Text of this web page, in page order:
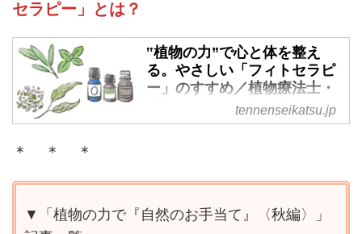
セラピー」とは？
‟植物の力”で心と体を整え
る。やさしい「フィトセラピ
ー」のすすめ／植物療法士・
岡野真弥さん - 天然生活web
自然治癒力を高める「フィトセラ
ピー」について教えてもらいまし
た。（『天然生活』2024年8月号
tennenseikatsu.jp
＊ ＊ ＊
▼「植物の力で『自然のお手当て』〈秋編〉」